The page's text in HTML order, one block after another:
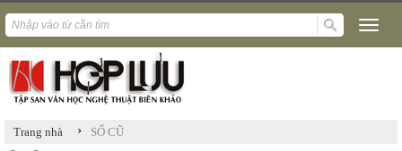
Trang nhà › SỐ CŨ